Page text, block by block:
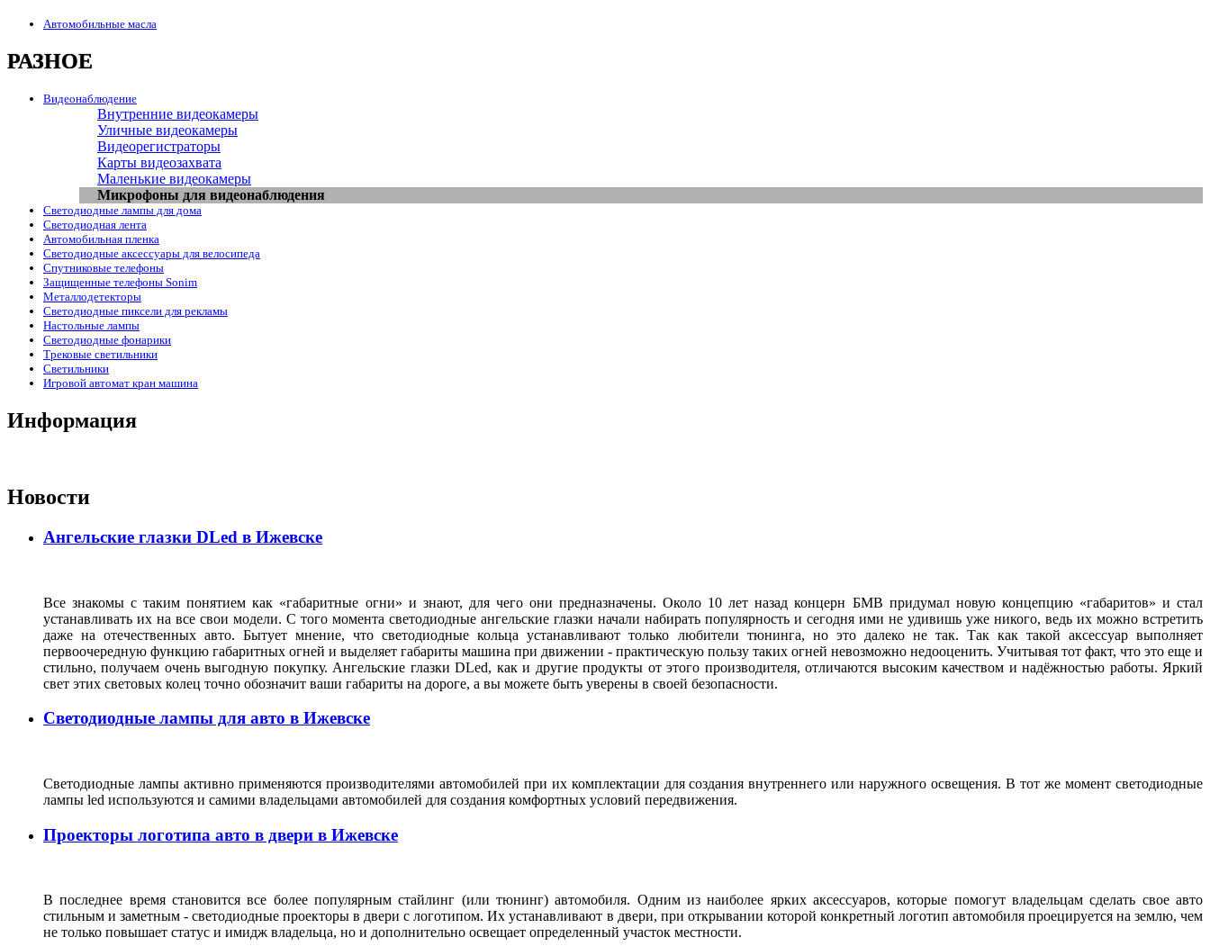
Автомобильные масла
РАЗНОЕ
Видеонаблюдение
Внутренние видеокамеры
Уличные видеокамеры
Видеорегистраторы
Карты видеозахвата
Маленькие видеокамеры
Микрофоны для видеонаблюдения
Светодиодные лампы для дома
Светодиодная лента
Автомобильная пленка
Светодиодные аксессуары для велосипеда
Спутниковые телефоны
Защищенные телефоны Sonim
Металлодетекторы
Светодиодные пиксели для рекламы
Настольные лампы
Светодиодные фонарики
Трековые светильники
Светильники
Игровой автомат кран машина
Информация
Новости
Ангельские глазки DLed в Ижевске
Все знакомы с таким понятием как «габаритные огни» и знают, для чего они предназначены. Около 10 лет назад концерн БМВ придумал новую концепцию «габаритов» и стал
устанавливать их на все свои модели. С того момента светодиодные ангельские глазки начали набирать популярность и сегодня ими не удивишь уже никого, ведь их можно встретить
даже на отечественных авто. Бытует мнение, что светодиодные кольца устанавливают только любители тюнинга, но это далеко не так. Так как такой аксессуар выполняет
первоочередную функцию габаритных огней и выделяет габариты машина при движении - практическую пользу таких огней невозможно недооценить. Учитывая тот факт, что это еще и
стильно, получаем очень выгодную покупку. Ангельские глазки DLed, как и другие продукты от этого производителя, отличаются высоким качеством и надёжностью работы. Яркий
свет этих световых колец точно обозначит ваши габариты на дороге, а вы можете быть уверены в своей безопасности.
Светодиодные лампы для авто в Ижевске
Светодиодные лампы активно применяются производителями автомобилей при их комплектации для создания внутреннего или наружного освещения. В тот же момент светодиодные
лампы led используются и самими владельцами автомобилей для создания комфортных условий передвижения.
Проекторы логотипа авто в двери в Ижевске
В последнее время становится все более популярным стайлинг (или тюнинг) автомобиля. Одним из наиболее ярких аксессуаров, которые помогут владельцам сделать свое авто
стильным и заметным - светодиодные проекторы в двери с логотипом. Их устанавливают в двери, при открывании которой конкретный логотип автомобиля проецируется на землю, чем
не только повышает статус и имидж владельца, но и дополнительно освещает определенный участок местности.